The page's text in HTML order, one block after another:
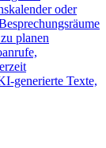
oder
planen
generierte Texte,